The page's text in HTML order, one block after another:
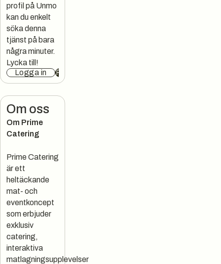
profil på Unmo
kan du enkelt
söka denna
tjänst på bara
några minuter.
Lycka till!
Logga in
Registrera
Om oss
Om Prime
Catering
Prime Catering
är ett
heltäckande
mat- och
eventkoncept
som erbjuder
exklusiv
catering,
interaktiva
matlagningsupplevelser